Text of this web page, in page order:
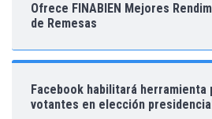
Ofrece FINABIEN Mejores
de Remesas
Facebook habilitará herramienta
votantes en elección